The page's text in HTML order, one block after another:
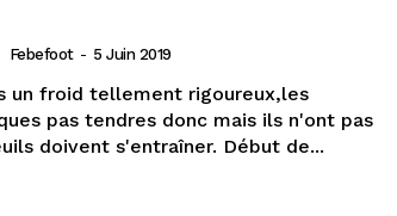
Febefoot - 5 Juin 2019
un froid tellement rigoureux,les
pas tendres donc mais ils n'ont pas
doivent s'entraîner. Début de...